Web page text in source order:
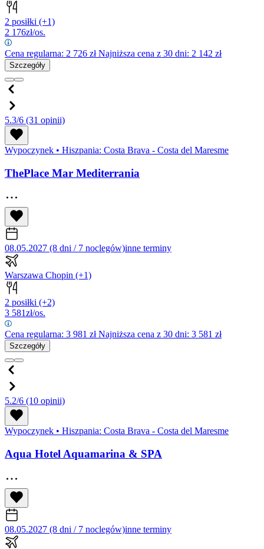
2 posiłki (+1)
2 176zł/os.
Cena regularna: 2 726 złNajniższa cena z 30 dni: 2 142 zł
Szczegóły
5.3/6 (31 opinii)
Wypoczynek • Hiszpania: Costa Brava - Costa del Maresme
ThePlace Mar Mediterrania
08.05.2027 (8 dni / 7 noclegów)inne terminy
Warszawa Chopin (+1)
2 posiłki (+2)
3 581zł/os.
Cena regularna: 3 981 złNajniższa cena z 30 dni: 3 581 zł
Szczegóły
5.2/6 (10 opinii)
Wypoczynek • Hiszpania: Costa Brava - Costa del Maresme
Aqua Hotel Aquamarina & SPA
08.05.2027 (8 dni / 7 noclegów)inne terminy